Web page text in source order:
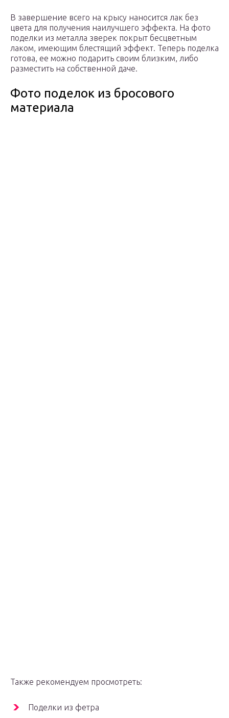
В завершение всего на крысу наносится лак без
цвета для получения наилучшего эффекта. На фото
поделки из металла зверек покрыт бесцветным
лаком, имеющим блестящий эффект. Теперь поделка
готова, ее можно подарить своим близким, либо
разместить на собственной даче.
Фото поделок из бросового
материала
Также рекомендуем просмотреть:
Поделки из фетра